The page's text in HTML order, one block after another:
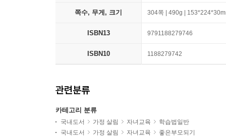
쪽수, 무게, 크기 304쪽 | 490g |
ISBN13 9791188279746
ISBN10 1188279742
관련분류
카테고리 분류
국내도서 가정 살림 자녀교육
학습법일반
국내도서
가정 살림 자녀교육
좋은부모되기